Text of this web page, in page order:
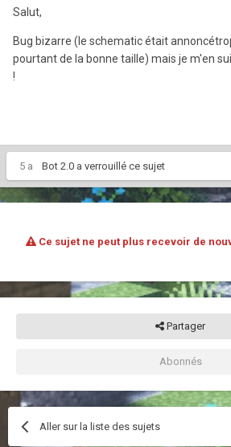
Salut,
Bug bizarre (le schematic était
pourtant de la bonne taille) mais je m'en
!
5 a Bot 2.0 a verrouillé ce sujet
Ce sujet ne peut plus recevoir de
Partager
Abonnés
Aller sur la liste des sujets